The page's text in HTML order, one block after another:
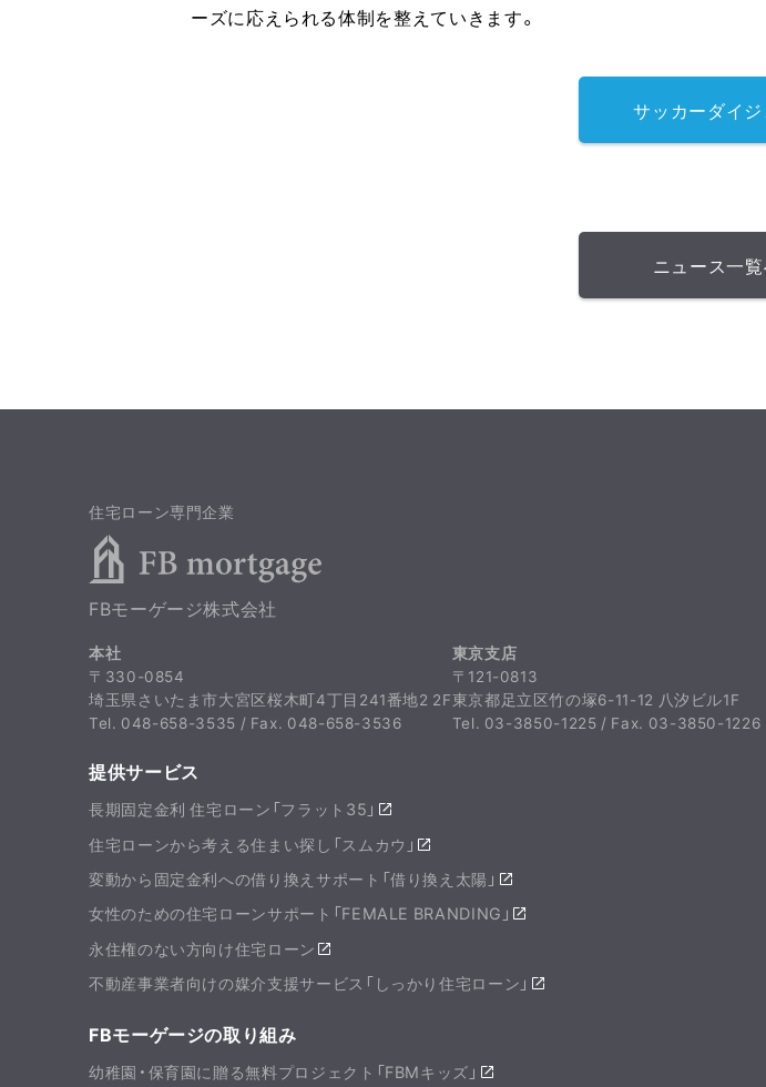
ーズに応えられる体制を整えていきます。
サッカーダイ
ニュース一
住宅ローン専門企業
FBモーゲージ株式会社
本社
〒330-0854
埼玉県さいたま市大宮区桜木町4丁目241番地2 2F
Tel. 048-658-3535 / Fax. 048-658-3536
東京支店
〒121-0813
東京都足立区竹の塚6-11-12 八汐ビル1F
Tel. 03-3850-1225 / Fax. 03-3850-1226
提供サービス
長期固定金利 住宅ローン「フラット35」
住宅ローンから考える住まい探し「スムカウ」
変動から固定金利への借り換えサポート「借り換え太陽」
女性のための住宅ローンサポート「FEMALE BRANDING」
永住権のない方向け住宅ローン
不動産事業者向けの媒介支援サービス「しっかり住宅ローン」
FBモーゲージの取り組み
幼稚園・保育園に贈る無料プロジェクト「FBMキッズ」